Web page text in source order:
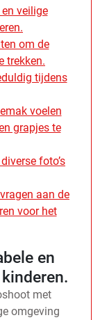
veilige
om de
trekken.
tijdens
voelen
grapjes te
foto’s
aan de
voor het
en
met
omgeving